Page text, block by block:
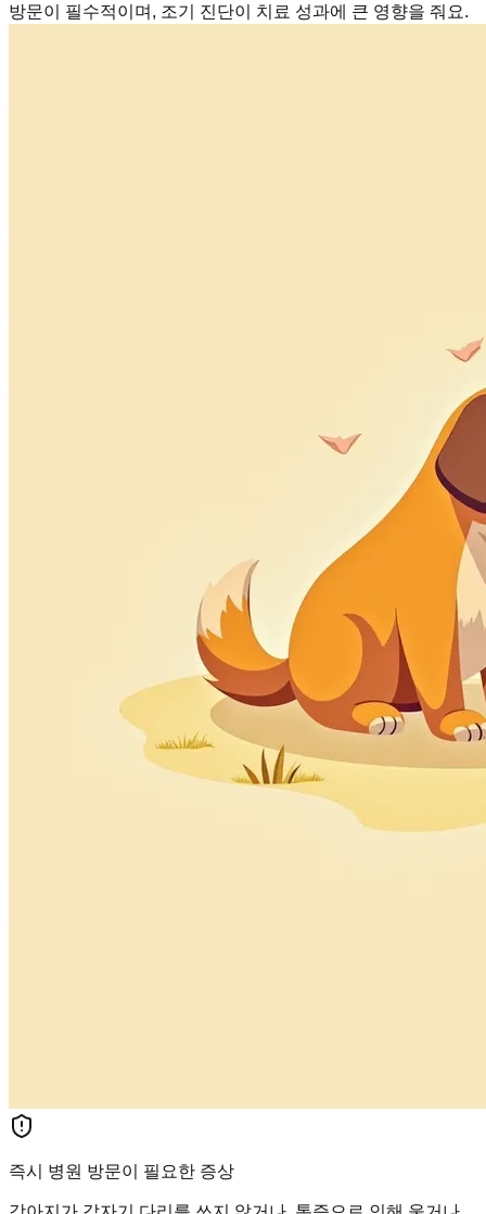
방문이 필수적이며, 조기 진단이 치료 성과에 큰 영향을 줘요.
즉시 병원 방문이 필요한 증상